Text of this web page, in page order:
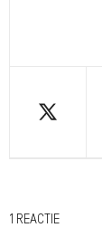
1 REACTIE